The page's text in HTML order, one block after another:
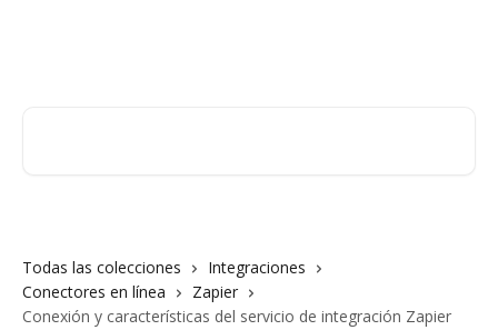
Todas las colecciones
Integraciones
Conectores en línea
Zapier
Conexión y características del servicio de integración Zapier